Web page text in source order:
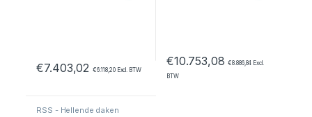
€7.403,02 €6.118,20Excl. BTW
€10.753,08 €8.886,84 Excl.
BTW
RSS - Hellende daken